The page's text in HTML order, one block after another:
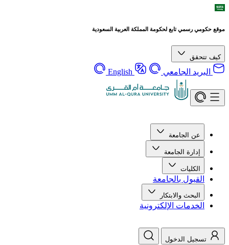
موقع حكومي رسمي تابع لحكومة المملكة العربية السعودية
كيف تتحقق
البريد الجامعي English
عن الجامعة
إدارة الجامعة
الكليات
القبول بالجامعة
البحث والابتكار
الخدمات الإلكترونية
تسجيل الدخول